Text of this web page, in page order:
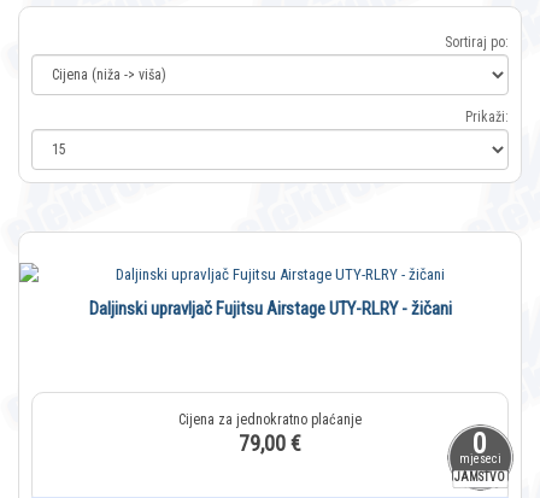
Sortiraj po:
Prikaži:
0
mjeseci
JAMSTVO
Daljinski upravljač Fujitsu Airstage UTY-RLRY - žičani
79,00 €